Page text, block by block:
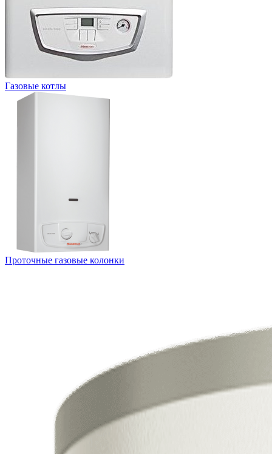
Газовые котлы
Проточные газовые колонки